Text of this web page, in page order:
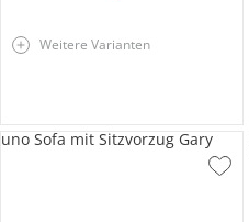
Weitere Varianten
uno Sofa mit Sitzvorzug Gary